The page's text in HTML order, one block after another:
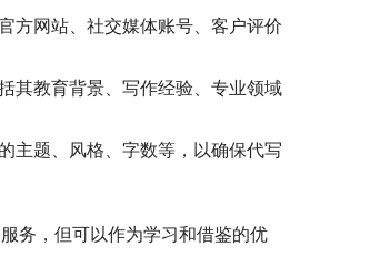
方网站、社交媒体账号、客户评价
其教育背景、写作经验、专业领域
主题、风格、字数等，以确保代写
务，但可以作为学习和借鉴的优